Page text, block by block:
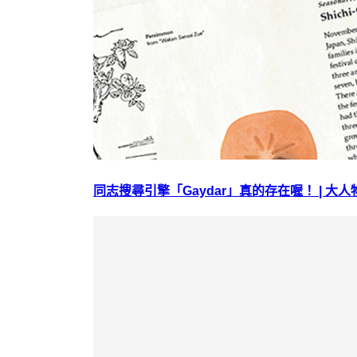
同志搜尋引擎「Gaydar」真的存在喔！ | 大人